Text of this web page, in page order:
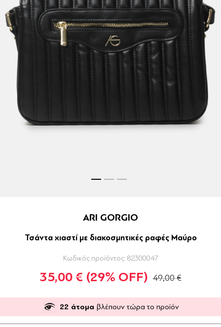
ARI GORGIO
Τσάντα χιαστί με διακοσμητικές ραφές Μαύρο
Κωδικός προϊόντος: 82300047
35,00 € (29% OFF) 49,00 €
22 άτομα βλέπουν τώρα το προϊόν